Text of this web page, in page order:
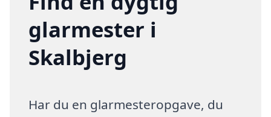
glarmester i
Skalbjerg
Har du en glarmesteropgave, du